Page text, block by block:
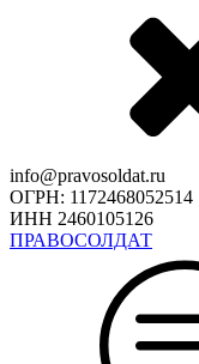
info@pravosoldat.ru
ОГРН: 1172468052514
ИНН 2460105126
ПРАВОСОЛДАТ